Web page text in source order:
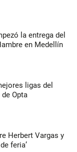
la entrega del
en Medellín
ligas del
Opta
Herbert Vargas y
feria’